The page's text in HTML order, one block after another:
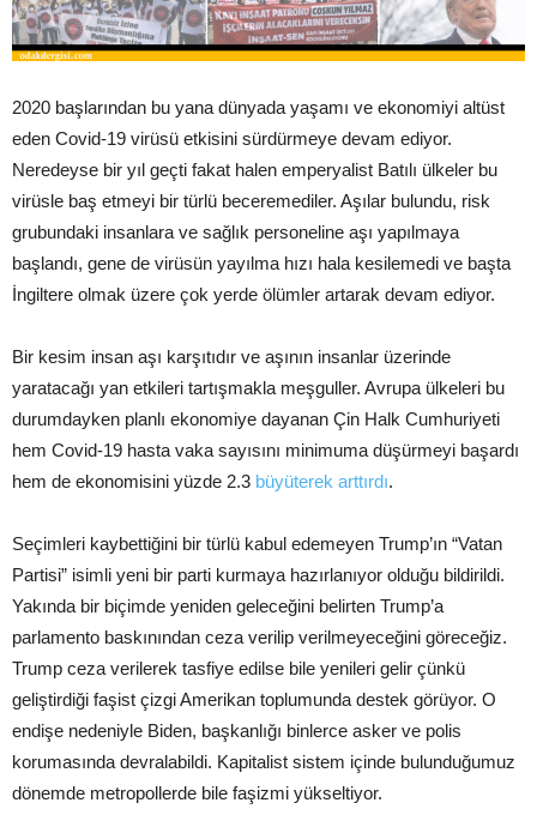
2020 başlarından bu yana dünyada yaşamı ve ekonomiyi altüst
eden Covid-19 virüsü etkisini sürdürmeye devam ediyor.
Neredeyse bir yıl geçti fakat halen emperyalist Batılı ülkeler bu
virüsle baş etmeyi bir türlü beceremediler. Aşılar bulundu, risk
grubundaki insanlara ve sağlık personeline aşı yapılmaya
başlandı, gene de virüsün yayılma hızı hala kesilemedi ve başta
İngiltere olmak üzere çok yerde ölümler artarak devam ediyor.
Bir kesim insan aşı karşıtıdır ve aşının insanlar üzerinde
yaratacağı yan etkileri tartışmakla meşguller. Avrupa ülkeleri bu
durumdayken planlı ekonomiye dayanan Çin Halk Cumhuriyeti
hem Covid-19 hasta vaka sayısını minimuma düşürmeyi başardı
hem de ekonomisini yüzde 2.3 büyüterek arttırdı.
Seçimleri kaybettiğini bir türlü kabul edemeyen Trump’ın “Vatan
Partisi” isimli yeni bir parti kurmaya hazırlanıyor olduğu bildirildi.
Yakında bir biçimde yeniden geleceğini belirten Trump’a
parlamento baskınından ceza verilip verilmeyeceğini göreceğiz.
Trump ceza verilerek tasfiye edilse bile yenileri gelir çünkü
geliştirdiği faşist çizgi Amerikan toplumunda destek görüyor. O
endişe nedeniyle Biden, başkanlığı binlerce asker ve polis
korumasında devralabildi. Kapitalist sistem içinde bulunduğumuz
dönemde metropollerde bile faşizmi yükseltiyor.